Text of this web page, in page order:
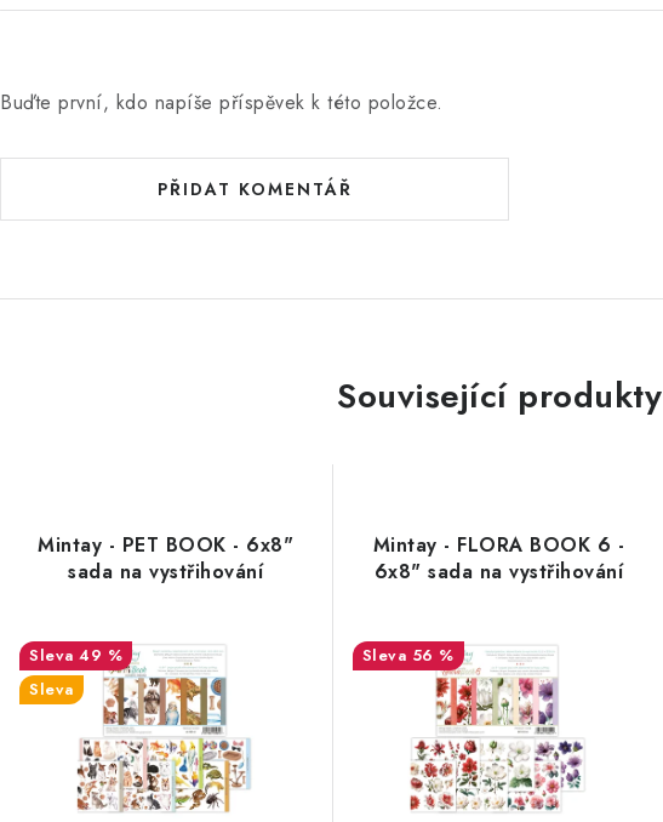
Buďte první, kdo napíše příspěvek k této položce.
PŘIDAT KOMENTÁŘ
Související produkty
Mintay - PET BOOK - 6x8"
sada na vystřihování
49 %
Sleva
Mintay - FLORA BOOK 6 -
6x8" sada na vystřihování
56 %